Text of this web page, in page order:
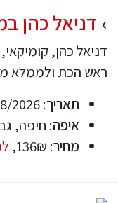
דניאל כהן
דניאל כהן,
ראש הכת ולממלא
תאריך: 21/08/2026 - 04/09/2026
איפה: חיפה,
מחיר: 136₪,